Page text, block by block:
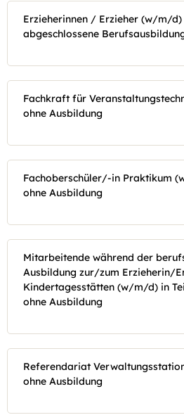
Erzieherinnen / Erzieher (w/m/d)
abgeschlossene
Fachkraft für
ohne Ausbildung
Fachoberschüler/-in Praktikum
ohne Ausbildung
Mitarbeitende während der
Ausbildung zur/zum Erzieherin/
Kindertagesstätten (w/m/d) in
ohne Ausbildung
Referendariat
ohne Ausbildung